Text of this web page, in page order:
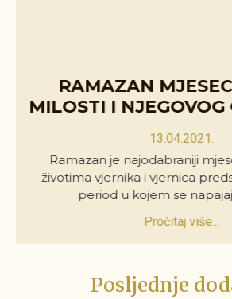
RAMAZAN
MILOSTI I NJEGOVOG
13.04.2021.
Ramazan je najodabraniji
životima vjernika i vjernica
period u kojem se
Pročitaj više...
Posljednje